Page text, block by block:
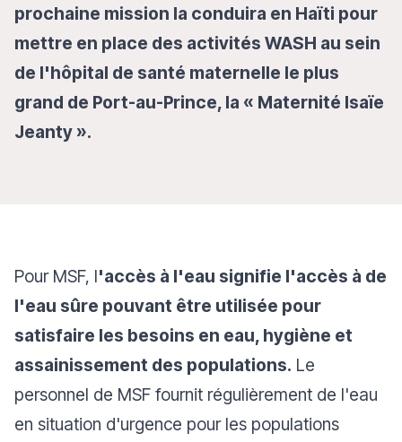
prochaine mission la conduira en Haïti pour
mettre en place des activités WASH au sein
de l'hôpital de santé maternelle le plus
grand de Port-au-Prince, la « Maternité Isaïe
Jeanty ».
Pour MSF, l'accès à l'eau signifie l'accès à de
l'eau sûre pouvant être utilisée pour
satisfaire les besoins en eau, hygiène et
assainissement des populations. Le
personnel de MSF fournit régulièrement de l'eau
en situation d'urgence pour les populations